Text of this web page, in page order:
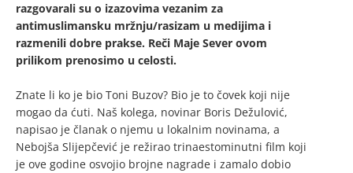
razgovarali su o izazovima vezanim za
antimuslimansku mržnju/rasizam u medijima i
razmenili dobre prakse. Reči Maje Sever ovom
prilikom prenosimo u celosti.
Znate li ko je bio Toni Buzov? Bio je to čovek koji nije
mogao da ćuti. Naš kolega, novinar Boris Dežulović,
napisao je članak o njemu u lokalnim novinama, a
Nebojša Slijepčević je režirao trinaestominutni film koji
je ove godine osvojio brojne nagrade i zamalo dobio